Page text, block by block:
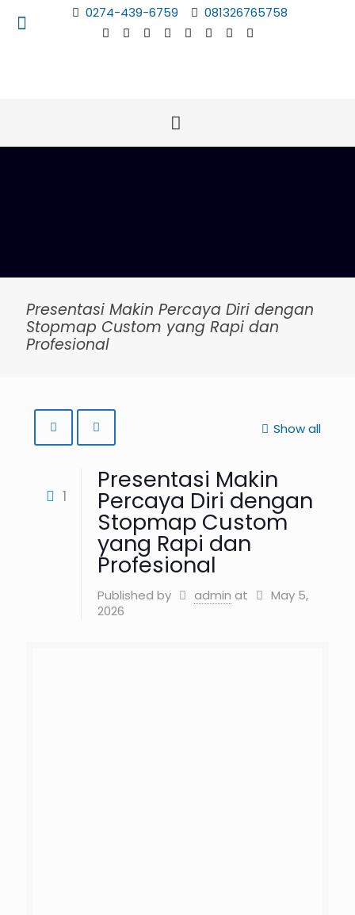
0274-439-6759 081326765758
Presentasi Makin Percaya Diri dengan
Stopmap Custom yang Rapi dan
Profesional
Show all
1
Presentasi Makin
Percaya Diri dengan
Stopmap Custom
yang Rapi dan
Profesional
Published by admin at
May 5,
2026